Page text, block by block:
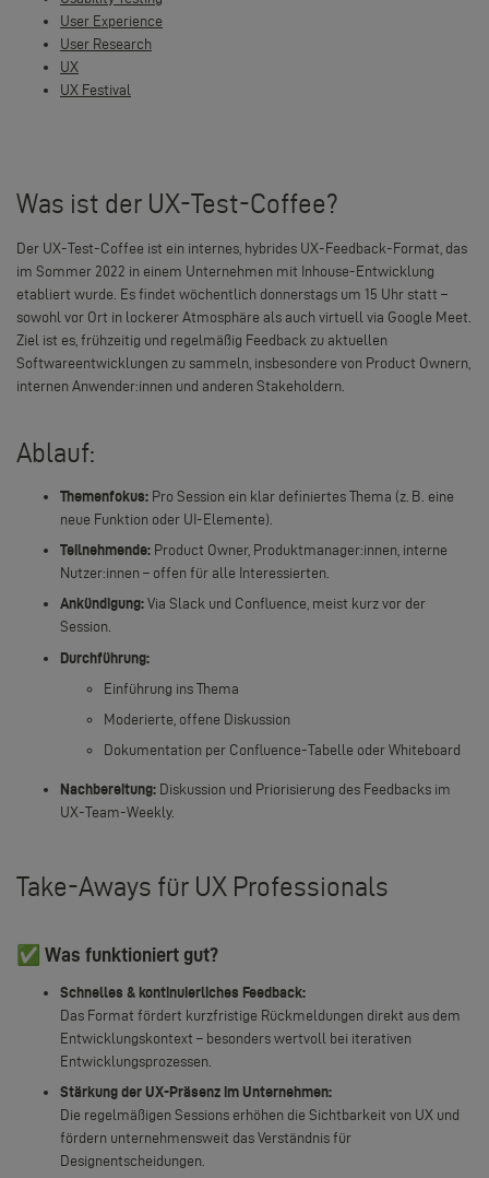
User Experience
User Research
UX
UX Festival
Was ist der UX-Test-Coffee?
Der UX-Test-Coffee ist ein internes, hybrides UX-Feedback-Format, das
im Sommer 2022 in einem Unternehmen mit Inhouse-Entwicklung
etabliert wurde. Es findet wöchentlich donnerstags um 15 Uhr statt –
sowohl vor Ort in lockerer Atmosphäre als auch virtuell via Google Meet.
Ziel ist es, frühzeitig und regelmäßig Feedback zu aktuellen
Softwareentwicklungen zu sammeln, insbesondere von Product Ownern,
internen Anwender:innen und anderen Stakeholdern.
Ablauf:
Themenfokus: Pro Session ein klar definiertes Thema (z. B. eine
neue Funktion oder UI-Elemente).
Teilnehmende: Product Owner, Produktmanager:innen, interne
Nutzer:innen – offen für alle Interessierten.
Ankündigung:Via Slack und Confluence, meist kurz vor der
Session.
Durchführung:
Einführung ins Thema
Moderierte, offene Diskussion
Dokumentation per Confluence-Tabelle oder Whiteboard
Nachbereitung: Diskussion und Priorisierung des Feedbacks im
UX-Team-Weekly.
Take-Aways für UX Professionals
✅ Was funktioniert gut?
Schnelles & kontinuierliches Feedback:
Das Format fördert kurzfristige Rückmeldungen direkt aus dem
Entwicklungskontext – besonders wertvoll bei iterativen
Entwicklungsprozessen.
Stärkung der UX-Präsenz im Unternehmen:
Die regelmäßigen Sessions erhöhen die Sichtbarkeit von UX und
fördern unternehmensweit das Verständnis für
Designentscheidungen.